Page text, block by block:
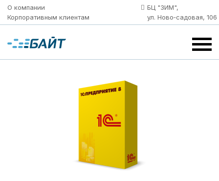
О компании
Корпоративным клиентам
БЦ "ЗИМ",
ул. Ново‑садовая, 106